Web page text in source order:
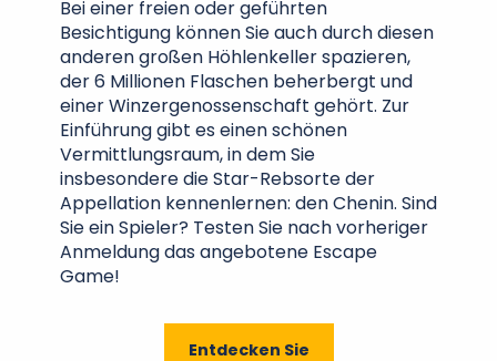
Bei einer freien oder geführten
Besichtigung können Sie auch durch diesen
anderen großen Höhlenkeller spazieren,
der 6 Millionen Flaschen beherbergt und
einer Winzergenossenschaft gehört. Zur
Einführung gibt es einen schönen
Vermittlungsraum, in dem Sie
insbesondere die Star-Rebsorte der
Appellation kennenlernen: den Chenin. Sind
Sie ein Spieler? Testen Sie nach vorheriger
Anmeldung das angebotene Escape
Game!
Entdecken Sie